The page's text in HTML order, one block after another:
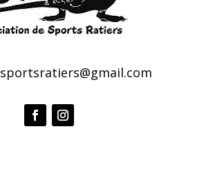
sportsratiers@gmail.com